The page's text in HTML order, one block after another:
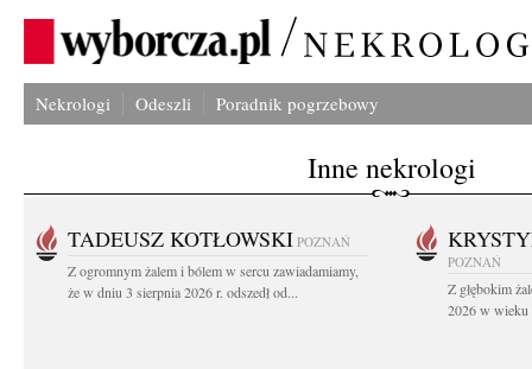
Nekrologi Odeszli Poradnik pogrzebowy
Inne nekrologi
TADEUSZ KOTŁOWSKI POZNAŃ
Z ogromnym żalem i bólem w sercu zawiadamiamy,
że w dniu 3 sierpnia 2026 r. odszedł od...
POZNAŃ
Z głębokim
2026 w wieku